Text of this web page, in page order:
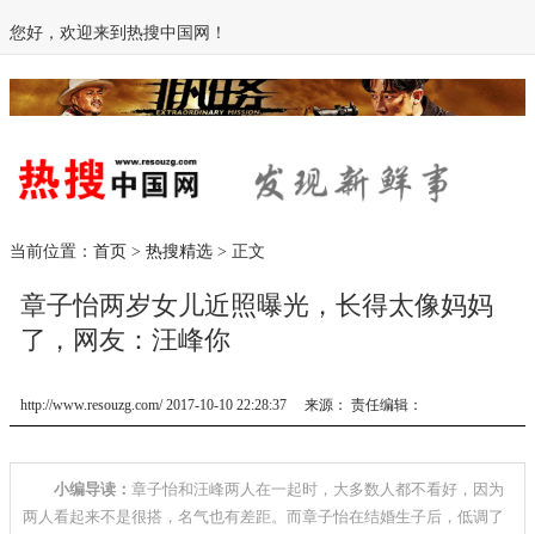
您好，欢迎来到热搜中国网！
当前位置： 首页 > 热搜精选 > 正文
章子怡两岁女儿近照曝光，长得太像妈妈
了，网友：汪峰你
http://www.resouzg.com/ 2017-10-10 22:28:37 来源： 责任编辑：
小编导读： 章子怡和汪峰两人在一起时，大多数人都不看好，因为
两人看起来不是很搭，名气也有差距。而章子怡在结婚生子后，低调了